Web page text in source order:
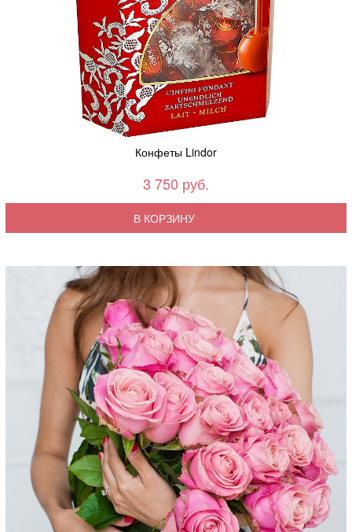
Конфеты Lindor
3 750 руб.
В КОРЗИНУ